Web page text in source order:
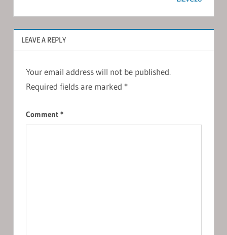
LEAVE A REPLY
Your email address will not be published.
Required fields are marked *
Comment *